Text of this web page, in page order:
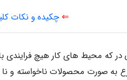
⇐چکیده و نکات
در که محیط های کار هیچ فرایندی
به صورت محصولات ناخواسته و